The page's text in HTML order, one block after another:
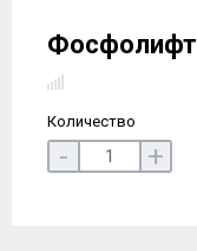
Фосфолифт
Количество
- +